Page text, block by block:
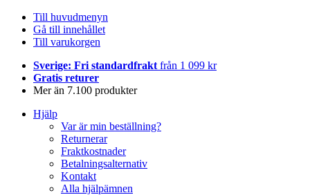
Till huvudmenyn
Gå till innehållet
Till varukorgen
Sverige: Fri standardfrakt från 1 099 kr
Gratis returer
Mer än 7.100 produkter
Hjälp
Var är min beställning?
Returnerar
Fraktkostnader
Betalningsalternativ
Kontakt
Alla hjälpämnen